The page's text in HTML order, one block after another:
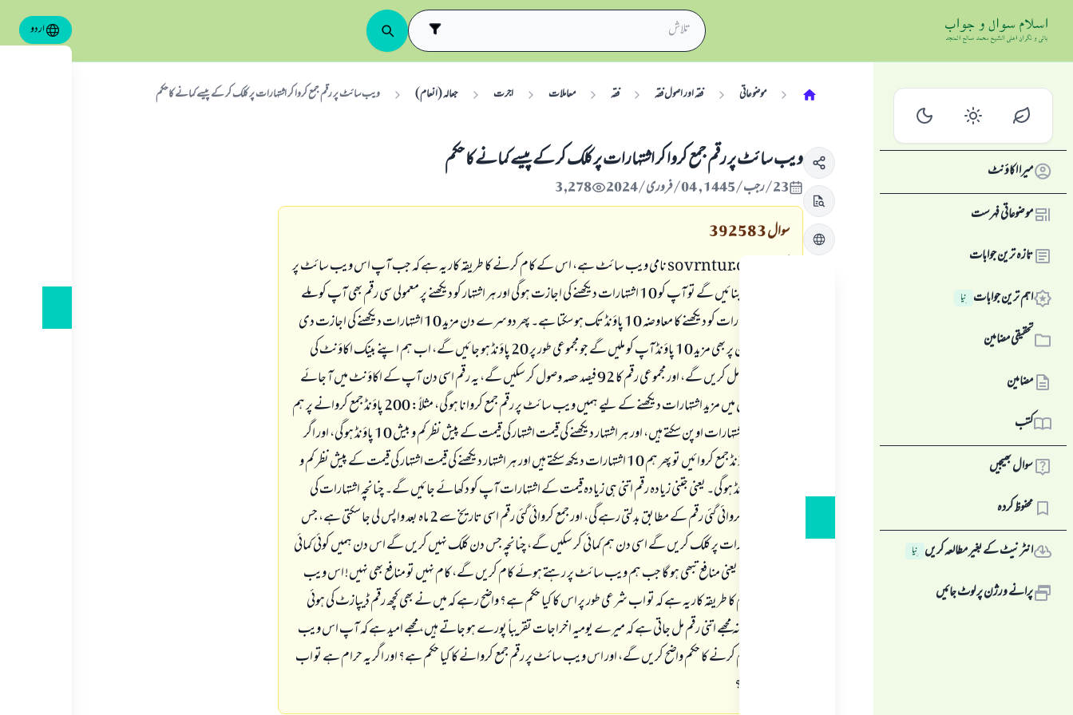
اردو
میرا اکاؤنٹ
موضوعاتی فہرست
تازہ ترین جوابات
اہم ترین جوابات نِیا
تحقیقی مضامین
مضامین
کتب
سوال بھیجیں
محفوظ کردہ
انٹرنیٹ کے بغیر مطالعہ کریں نِیا
پرانے ورژن پر لوٹ جائیں
موضوعاتی فقہ اور اصول فقہ فقہ معاملات اجرت جعالہ (انعام) ویب سائٹ پر رقم جمع کروا کر اشتہارات پر کلک کر کے پیسے کمانے کا حکم
ویب سائٹ پر رقم جمع کروا کر اشتہارات پر کلک کر کے پیسے کمانے کا حکم
23/رجب/1445 , 04/فروری/2024 3,278
سوال392583
sovrntur.comنامی ویب سائٹ ہے، اس کے کام کرنے کا طریقہ کار یہ ہے کہ جب آپ اس ویب سائٹ پر
اپنا اکاؤنٹ بنائیں گے تو آپ کو 10 اشتہارات دیکھنے کی اجازت ہو گی اور ہر اشتہار کو دیکھنے پر معمولی سی رقم بھی آپ کو ملے
گی، 10 اشتہارات کو دیکھنے کا معاوضہ 10 پاؤنڈ تک ہو سکتا ہے۔ پھر دوسرے دن مزید 10 اشتہارات دیکھنے کی اجازت دی
جائے گی، ان پر بھی مزید 10 پاؤنڈ آپ کو ملیں گے جو مجموعی طور پر 20 پاؤنڈ ہو جائیں گے، اب ہم اپنے بینک اکاؤنٹ کی
تفصیلات شامل کریں گے، اور مجموعی رقم کا 92 فیصد حصہ وصول کر سکیں گے، یہ رقم اسی دن آپ کے اکاؤنٹ میں آ جائے
گی، باقی دنوں میں مزید اشتہارات دیکھنے کے لیے ہمیں ویب سائٹ پر رقم جمع کروانا ہو گی، مثلاً: 200 پاؤنڈ جمع کروانے پر ہم
روزانہ 10 اشتہارات اوپن سکتے ہیں، اور ہر اشتہار دیکھنے کی قیمت اشتہار کی قیمت کے پیش نظر کم و بیش 10 پاؤنڈ ہو گی، اور اگر
ہم 600 پاؤنڈ جمع کروائیں تو پھر ہم 10 اشتہارات دیکھ سکتے ہیں اور ہر اشتہار دیکھنے کی قیمت اشتہار کی قیمت کے پیش نظر کم و
بیش 30 پاؤنڈ ہو گی۔ یعنی جتنی زیادہ رقم اتنی ہی زیادہ قیمت کے اشتہارات آپ کو دکھائے جائیں گے۔ چنانچہ اشتہارات کی
نوعیت جمع کروائی گئی رقم کے مطابق بدلتی رہے گی، اور جمع کروائی گئی رقم اسی تاریخ سے 2 ماہ بعد واپس لی جا سکتی ہے، جس
دن ہم اشتہارات پر کلک کریں گے اسی دن ہم کمائی کر سکیں گے، چنانچہ جس دن کلک نہیں کریں گے اس دن ہمیں کوئی کمائی
نہیں ملے گی، یعنی منافع تبھی ہو گا جب ہم ویب سائٹ پر رہتے ہوئے کام کریں گے، کام نہیں تو منافع بھی نہیں! اس ویب
سائٹ پر کام کا طریقہ کار یہ ہے کہ تو اب شرعی طور پر اس کا کیا حکم ہے؟ واضح رہے کہ میں نے بھی کچھ رقم ڈیپازٹ کی ہوئی
ہے اور روزانہ مجھے اتنی رقم مل جاتی ہے کہ میرے یومیہ اخراجات تقریباً پورے ہو جاتے ہیں، مجھے امید ہے کہ آپ اس ویب
سائٹ پر کام کرنے کا حکم واضح کریں گے، اور اس ویب سائٹ پر رقم جمع کروانے کا کیا حکم ہے؟ اور اگر یہ حرام ہے تو اب
کیا کیا جائے؟